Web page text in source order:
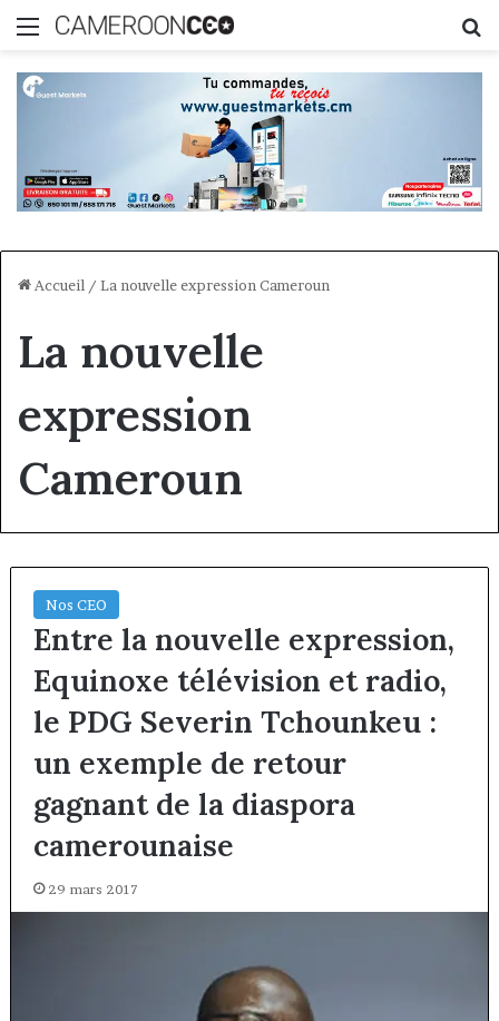
Menu
Accueil / La nouvelle expression Cameroun
La nouvelle
expression
Cameroun
Nos CEO
Entre la nouvelle expression,
Equinoxe télévision et radio,
le PDG Severin Tchounkeu :
un exemple de retour
gagnant de la diaspora
camerounaise
29 mars 2017